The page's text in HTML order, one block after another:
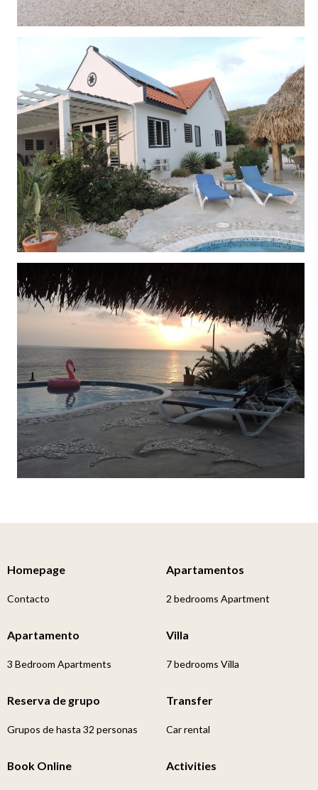
Homepage
Contacto
Apartamentos
2 bedrooms Apartment
Apartamento
3 Bedroom Apartments
Villa
7 bedrooms Villa
Reserva de grupo
Grupos de hasta 32 personas
Transfer
Car rental
Book Online Activities